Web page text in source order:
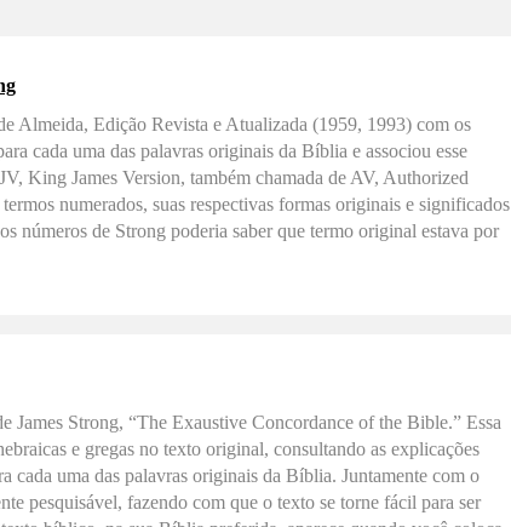
Almeida, Edição Revista e Atualizada (1959, 1993) com os
cada uma das palavras originais da Bíblia e associou esse
King James Version, também chamada de AV, Authorized
numerados, suas respectivas formas originais e significados
números de Strong poderia saber que termo original estava por
a numeração de Strong para a Edição Revista e Atualizada
James Strong, “The Exaustive Concordance of the Bible.” Essa
e gregas no texto original, consultando as explicações
cada uma das palavras originais da Bíblia. Juntamente com o
pesquisável, fazendo com que o texto se torne fácil para ser